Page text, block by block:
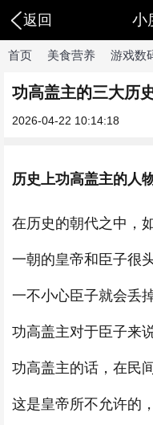
返回 小
首页 美食营养 游戏数
功高盖主的三大历
2026-04-22 10:14:18
历史上功高盖主的人
在历史的朝代之中，
一朝的皇帝和臣子很
一不小心臣子就会丢
功高盖主对于臣子来
功高盖主的话，在民
这是皇帝所不允许的